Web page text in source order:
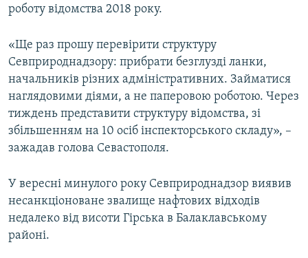
роботу відомства 2018 року.
«Ще раз прошу перевірити структуру
Севприроднадзору: прибрати безглузді ланки,
начальників різних адміністративних. Займатися
наглядовими діями, а не паперовою роботою. Через
тиждень представити структуру відомства, зі
збільшенням на 10 осіб інспекторського складу», –
зажадав голова Севастополя.
У вересні минулого року Севприроднадзор виявив
несанкціоноване звалище нафтових відходів
недалеко від висоти Гірська в Балаклавському
районі.